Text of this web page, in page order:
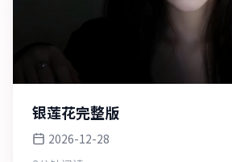
银莲花完整版
2026-12-28